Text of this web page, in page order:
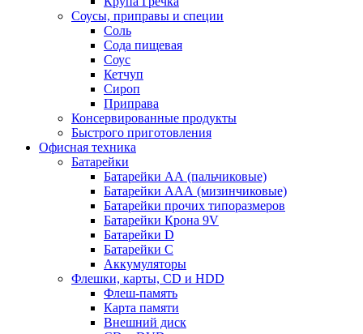
Соусы, приправы и специи
Соль
Сода пищевая
Соус
Кетчуп
Сироп
Приправа
Консервированные продукты
Быстрого приготовления
Офисная техника
Батарейки
Батарейки АА (пальчиковые)
Батарейки ААА (мизинчиковые)
Батарейки прочих типоразмеров
Батарейки Крона 9V
Батарейки D
Батарейки С
Аккумуляторы
Флешки, карты, CD и HDD
Флеш-память
Карта памяти
Внешний диск